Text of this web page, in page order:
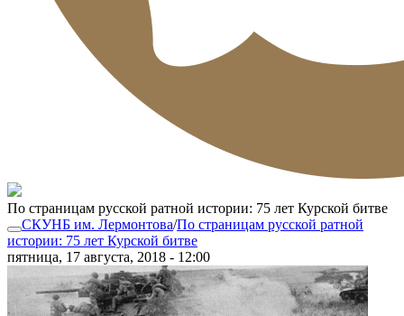
По страницам русской ратной истории: 75 лет Курской битве
СКУНБ им. Лермонтова/По страницам русской ратной
истории: 75 лет Курской битве
пятница, 17 августа, 2018 - 12:00